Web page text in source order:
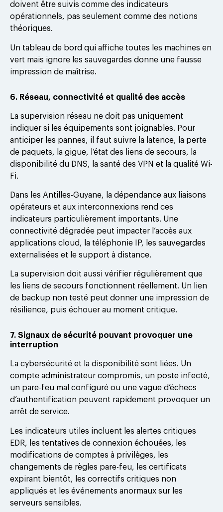
doivent être suivis comme des indicateurs
opérationnels, pas seulement comme des notions
théoriques.
Un tableau de bord qui affiche toutes les machines en
vert mais ignore les sauvegardes donne une fausse
impression de maîtrise.
6. Réseau, connectivité et qualité des accès
La supervision réseau ne doit pas uniquement
indiquer si les équipements sont joignables. Pour
anticiper les pannes, il faut suivre la latence, la perte
de paquets, la gigue, l’état des liens de secours, la
disponibilité du DNS, la santé des VPN et la qualité Wi-
Fi.
Dans les Antilles-Guyane, la dépendance aux liaisons
opérateurs et aux interconnexions rend ces
indicateurs particulièrement importants. Une
connectivité dégradée peut impacter l’accès aux
applications cloud, la téléphonie IP, les sauvegardes
externalisées et le support à distance.
La supervision doit aussi vérifier régulièrement que
les liens de secours fonctionnent réellement. Un lien
de backup non testé peut donner une impression de
résilience, puis échouer au moment critique.
7. Signaux de sécurité pouvant provoquer une
interruption
La cybersécurité et la disponibilité sont liées. Un
compte administrateur compromis, un poste infecté,
un pare-feu mal configuré ou une vague d’échecs
d’authentification peuvent rapidement provoquer un
arrêt de service.
Les indicateurs utiles incluent les alertes critiques
EDR, les tentatives de connexion échouées, les
modifications de comptes à privilèges, les
changements de règles pare-feu, les certificats
expirant bientôt, les correctifs critiques non
appliqués et les événements anormaux sur les
serveurs sensibles.